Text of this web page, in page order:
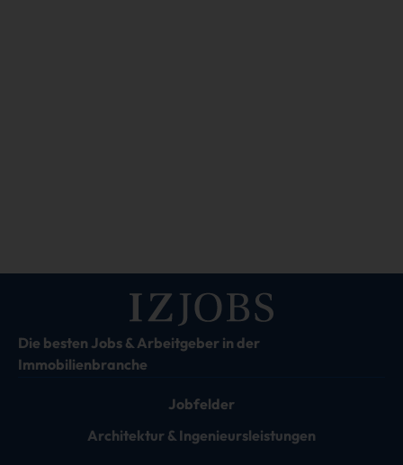
Die besten Jobs & Arbeitgeber in der
Immobilienbranche
Jobfelder
Architektur & Ingenieursleistungen